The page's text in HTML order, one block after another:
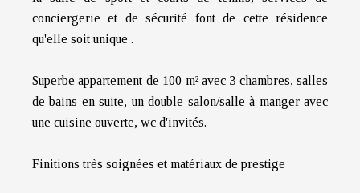
conciergerie et de sécurité font de cette résidence
qu'elle soit unique .
Superbe appartement de 100 m² avec 3 chambres, salles
de bains en suite, un double salon/salle à manger avec
une cuisine ouverte, wc d'invités.
Finitions très soignées et matériaux de prestige